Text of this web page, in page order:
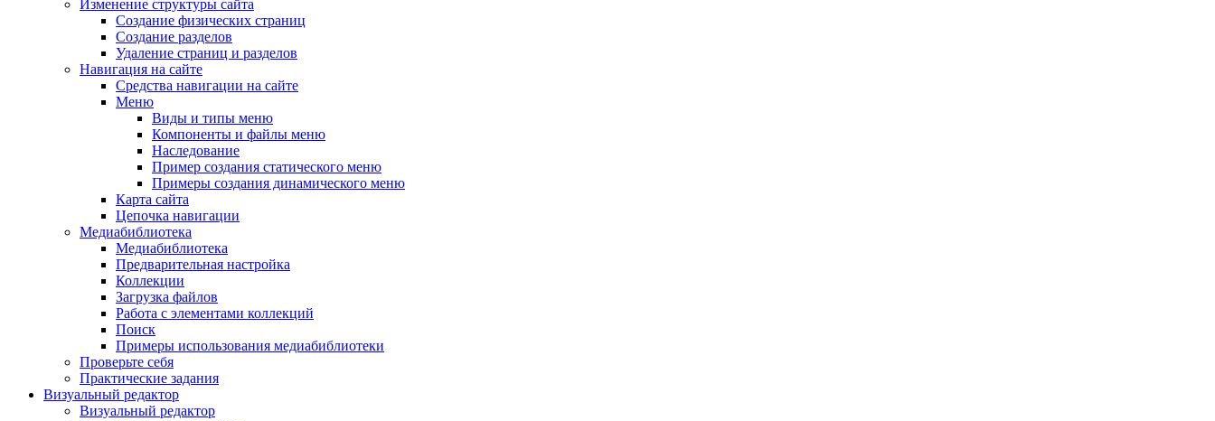
Изменение структуры сайта
Создание физических страниц
Создание разделов
Удаление страниц и разделов
Навигация на сайте
Средства навигации на сайте
Меню
Виды и типы меню
Компоненты и файлы меню
Наследование
Пример создания статического меню
Примеры создания динамического меню
Карта сайта
Цепочка навигации
Медиабиблиотека
Медиабиблиотека
Предварительная настройка
Коллекции
Загрузка файлов
Работа с элементами коллекций
Поиск
Примеры использования медиабиблиотеки
Проверьте себя
Практические задания
Визуальный редактор
Визуальный редактор